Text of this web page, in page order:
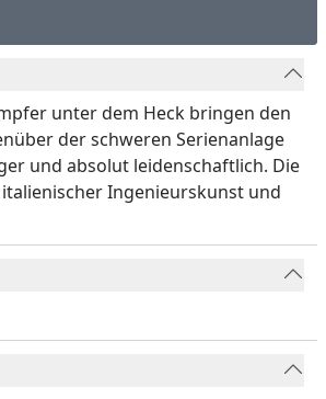
unter dem Heck bringen den
der schweren Serienanlage
und absolut leidenschaftlich. Die
Ingenieurskunst und